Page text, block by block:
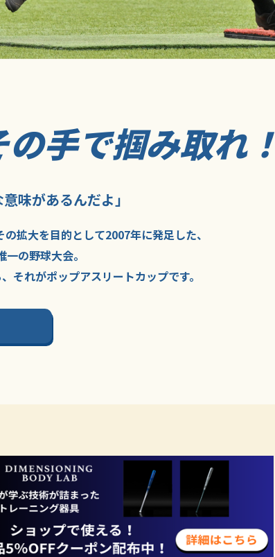
手で掴み取れ！
意味があるんだよ」
の拡大を目的として2007年に発足した、
一の野球大会。
それがポップアスリートカップです。